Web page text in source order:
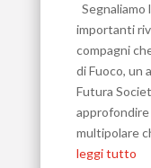
Segnaliamo
importanti
compagni
di Fuoco, un
Futura
approfondire
multipolare
leggi tutto